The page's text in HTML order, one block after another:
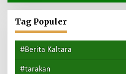
Tag Populer
#Berita Kaltara
#tarakan